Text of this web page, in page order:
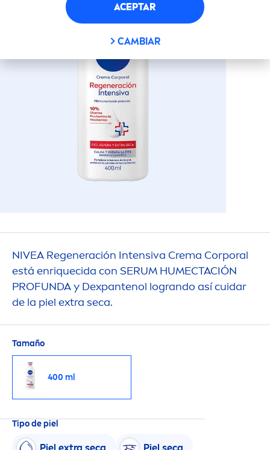
ACEPTAR
CAMBIAR
NIVEA Regeneración Intensiva Crema Corporal
está enriquecida con SERUM HUMECTACIÓN
PROFUNDA y Dexpantenol logrando así cuidar
de la piel extra seca.
Tamaño
400 ml
Tipo de piel